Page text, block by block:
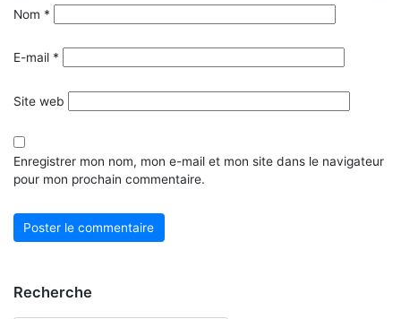
Nom *
E-mail *
Site web
Enregistrer mon nom, mon e-mail et mon site dans le navigateur
pour mon prochain commentaire.
Recherche